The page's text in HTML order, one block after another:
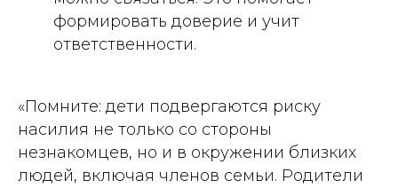
формировать доверие и учит
ответственности.
«Помните: дети подвергаются риску
насилия не только со стороны
незнакомцев, но и в окружении близких
людей, включая членов семьи. Родители